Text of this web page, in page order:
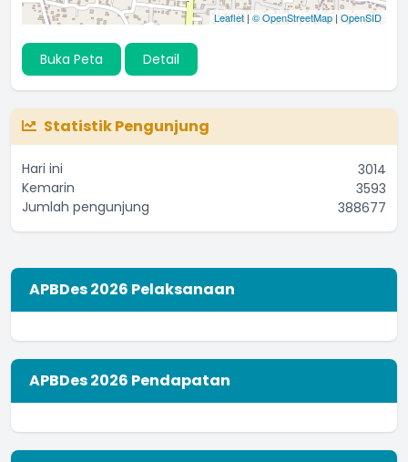
Leaflet | © OpenStreetMap | OpenSID
Buka Peta Detail
Statistik Pengunjung
Hari ini
3014
Kemarin
3593
Jumlah pengunjung
388677
APBDes 2026 Pelaksanaan
APBDes 2026 Pendapatan